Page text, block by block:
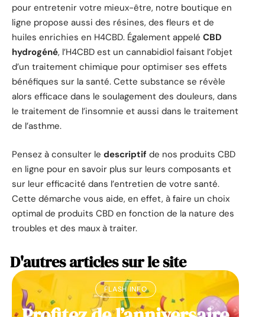
pour entretenir votre mieux-être, notre boutique en
ligne propose aussi des résines, des fleurs et de
huiles enrichies en H4CBD. Également appelé CBD
hydrogéné, l’H4CBD est un cannabidiol faisant l’objet
d’un traitement chimique pour optimiser ses effets
bénéfiques sur la santé. Cette substance se révèle
alors efficace dans le soulagement des douleurs, dans
le traitement de l’insomnie et aussi dans le traitement
de l’asthme.
Pensez à consulter le descriptif de nos produits CBD
en ligne pour en savoir plus sur leurs composants et
sur leur efficacité dans l’entretien de votre santé.
Cette démarche vous aide, en effet, à faire un choix
optimal de produits CBD en fonction de la nature des
troubles et des maux à traiter.
D'autres articles sur le site
FLASH INFO